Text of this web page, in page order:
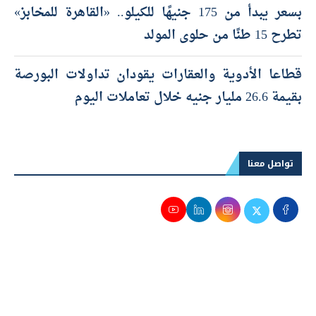
بسعر يبدأ من 175 جنيهًا للكيلو.. «القاهرة للمخابز»
تطرح 15 طنًا من حلوى المولد
قطاعا الأدوية والعقارات يقودان تداولات البورصة
بقيمة 26.6 مليار جنيه خلال تعاملات اليوم
تواصل معنا